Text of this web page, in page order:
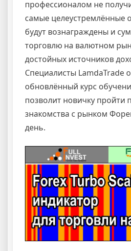
профессионалом не
самые целеустремлённые
будут вознаграждены и
торговлю на валютном
достойных источников
Специалисты LamdaTrade
обновлённый курс
позволит новичку пройти
знакомства с рынком
день.